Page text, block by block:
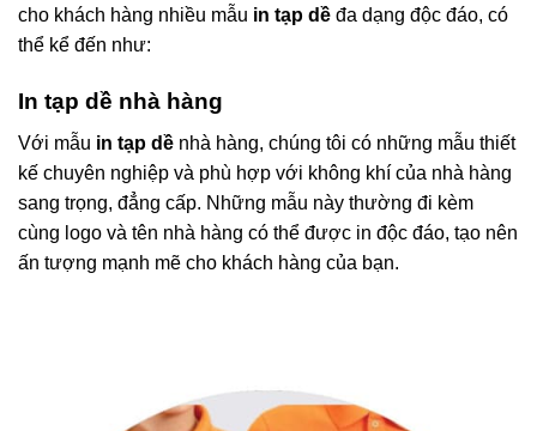
cho khách hàng nhiều mẫu in tạp dề đa dạng độc đáo, có
thể kể đến như:
In tạp dề nhà hàng
Với mẫu in tạp dề nhà hàng, chúng tôi có những mẫu thiết
kế chuyên nghiệp và phù hợp với không khí của nhà hàng
sang trọng, đẳng cấp. Những mẫu này thường đi kèm
cùng logo và tên nhà hàng có thể được in độc đáo, tạo nên
ấn tượng mạnh mẽ cho khách hàng của bạn.